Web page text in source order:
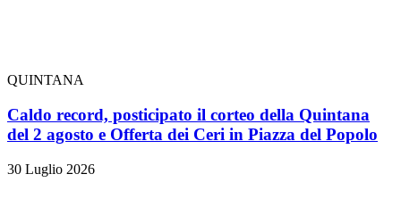
QUINTANA
Caldo record, posticipato il corteo della Quintana
del 2 agosto e Offerta dei Ceri in Piazza del Popolo
30 Luglio 2026